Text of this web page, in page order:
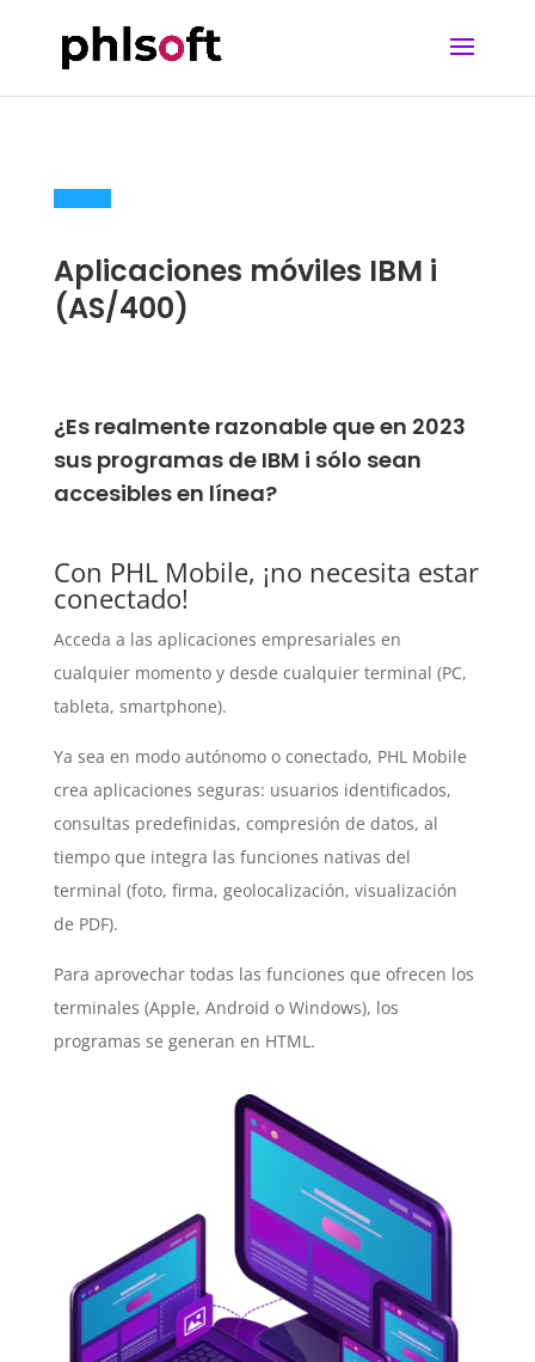
Aplicaciones móviles IBM i
(AS/400)
¿Es realmente razonable que en 2023
sus programas de IBM i sólo sean
accesibles en línea?
Con PHL Mobile, ¡no necesita estar
conectado!
Acceda a las aplicaciones empresariales en
cualquier momento y desde cualquier terminal (PC,
tableta, smartphone).
Ya sea en modo autónomo o conectado, PHL Mobile
crea aplicaciones seguras: usuarios identificados,
consultas predefinidas, compresión de datos, al
tiempo que integra las funciones nativas del
terminal (foto, firma, geolocalización, visualización
de PDF).
Para aprovechar todas las funciones que ofrecen los
terminales (Apple, Android o Windows), los
programas se generan en HTML.